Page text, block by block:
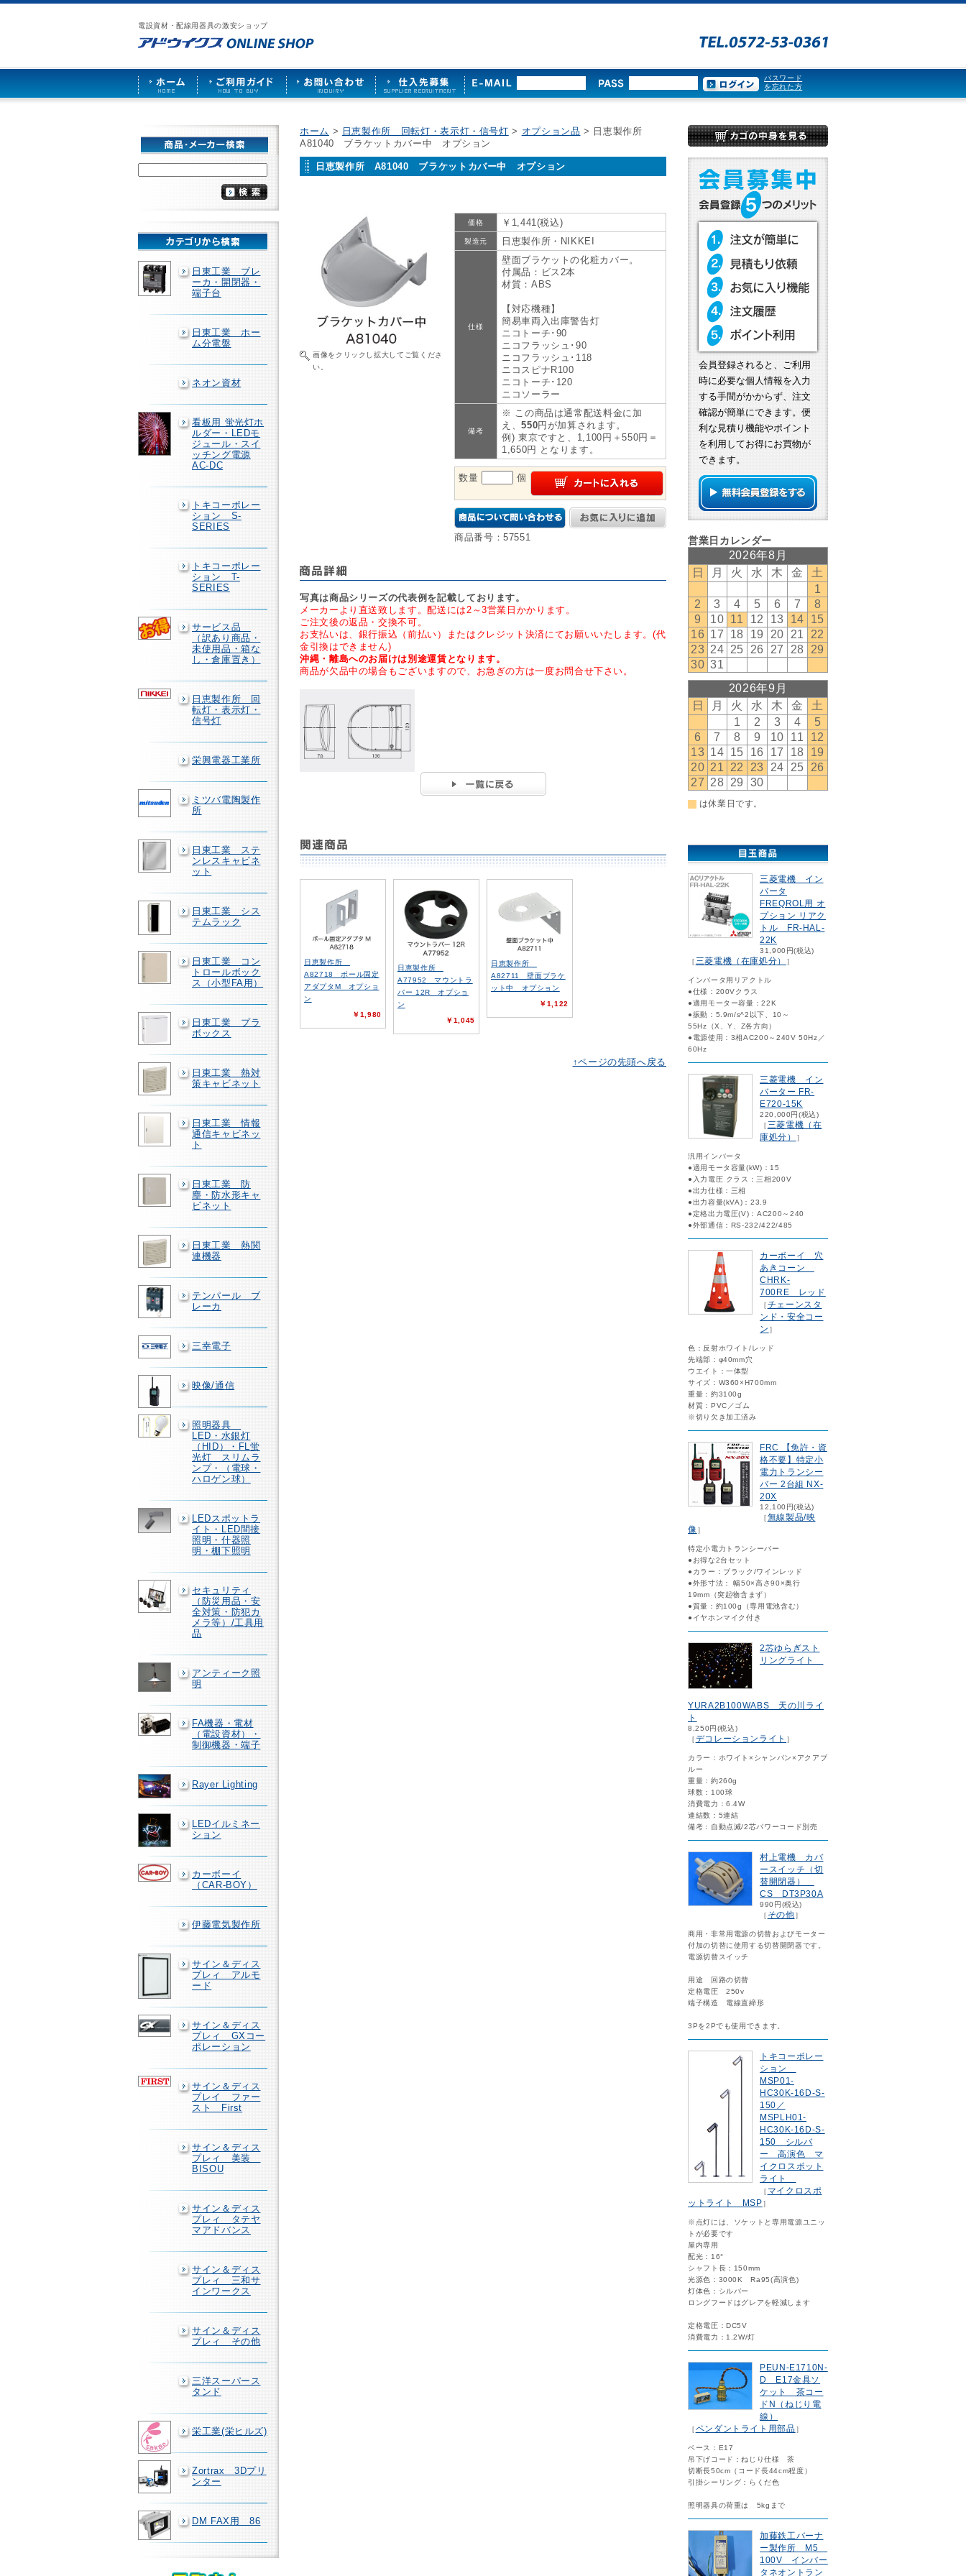
電設資材・配線用器具の激安ショップ
漏
カ
照
ア
ス
ご
ド
お
せ
仕
パスワード
を忘れた方
日東工業 ブレ
ーカ・開閉器・
端子台
日東工業 ホー
ム分電盤
ネオン資材
看板用 蛍光灯ホ
ルダー・LEDモ
ジュール・スイ
ッチング電源
AC-DC
トキコーポレー
ション S-
SERIES
トキコーポレー
ション T-
SERIES
サービス品
（訳あり商品・
未使用品・箱な
し・倉庫置き）
日恵製作所 回
転灯・表示灯・
信号灯
栄興電器工業所
ミツバ電陶製作
所
日東工業 ステ
ンレスキャビネ
ット
日東工業 シス
テムラック
日東工業 コン
トロールボック
ス（小型FA用）
日東工業 プラ
ボックス
日東工業 熱対
策キャビネット
日東工業 情報
通信キャビネッ
ト
日東工業 防
塵・防水形キャ
ビネット
日東工業 熱関
連機器
テンパール ブ
レーカ
三幸電子
映像/通信
照明器具
LED・水銀灯
（HID）・FL蛍
光灯 スリムラ
ンプ・（電球・
ハロゲン球）
LEDスポットラ
イト・LED間接
照明・什器照
明・棚下照明
セキュリティ
（防災用品・安
全対策・防犯カ
メラ等）/工具用
品
アンティーク照
明
FA機器・電材
（電設資材）・
制御機器・端子
Rayer Lighting
LEDイルミネー
ション
カーボーイ
（CAR-BOY）
伊藤電気製作所
サイン＆ディス
プレィ アルモ
ード
サイン＆ディス
プレィ GXコー
ポレーション
サイン＆ディス
プレイ ファー
スト First
サイン＆ディス
プレィ 美装
BISOU
サイン＆ディス
プレィ タテヤ
マアドバンス
サイン＆ディス
プレィ 三和サ
インワークス
サイン＆ディス
プレィ その他
三洋スーパース
タンド
栄工業(栄ヒルズ)
Zortrax 3Dプリ
ンター
DM FAX用 86
ホーム > 日恵製作所 回転灯・表示灯・信号灯 > オプション品 > 日恵製作所
A81040 ブラケットカバー中 オプション
日恵製作所 A81040 ブラケットカバー中 オプション
画像をクリックし拡大してご覧くださ
い。
価格 ￥1,441(税込)
製造元 日恵製作所・NIKKEI
仕様
壁面ブラケットの化粧カバー。
付属品：ビス2本
材質：ABS
【対応機種】
簡易車両入出庫警告灯
ニコトーチ･90
ニコフラッシュ･90
ニコフラッシュ･118
ニコスピナR100
ニコトーチ･120
ニコソーラー
備考
※ この商品は通常配送料金に加
え、550円が加算されます。
例) 東京ですと、1,100円＋550円＝
1,650円 となります。
数量 個
商品番号：57551
写真は商品シリーズの代表例を記載しております。
メーカーより直送致します。配送には2～3営業日かかります。
ご注文後の返品・交換不可。
お支払いは、銀行振込（前払い）またはクレジット決済にてお願いいたします。(代
金引換はできません)
沖縄・離島へのお届けは別途運賃となります。
商品が欠品中の場合もございますので、お急ぎの方は一度お問合せ下さい。
日恵製作所
A82718 ポール固定
アダプタM オプショ
ン
￥1,980
日恵製作所
A77952 マウントラ
バー 12R オプショ
ン
￥1,045
日恵製作所
A82711 壁面ブラケ
ット中 オプション
￥1,122
↑ページの先頭へ戻る
会員登録されると、ご利用
時に必要な個人情報を入力
する手間がかからず、注文
確認が簡単にできます。便
利な見積り機能やポイント
を利用してお得にお買物が
できます。
三菱電機 イン
バータ
FREQROL用 オ
プション リアク
トル FR-HAL-
22K
31,900円(税込)
［三菱電機（在庫処分） ］
インバータ用リアクトル
●仕様：200Vクラス
●適用モーター容量：22K
●振動：5.9m/s^2以下、10～
55Hz（X、Y、Z各方向）
●電源使用：3相AC200～240V 50Hz／
60Hz
三菱電機 イン
バーター FR-
E720-15K
220,000円(税込)
［三菱電機（在
庫処分）
］
汎用インバータ
●適用モータ容量(kW)：15
●入力電圧 クラス：三相200V
●出力仕様：三相
●出力容量(kVA)：23.9
●定格出力電圧(V)：AC200～240
●外部通信：RS-232/422/485
カーボーイ 穴
あきコーン
CHRK-
700RE レッド
［チェーンスタ
ンド・安全コー
ン ］
色：反射ホワイト/レッド
先端部：φ40mm穴
ウエイト：一体型
サイズ：W360×H700mm
重量：約3100g
材質：PVC／ゴム
※切り欠き加工済み
FRC 【免許・資
格不要】特定小
電力トランシー
バー 2台組 NX-
20X
12,100円(税込)
［無線製品/映
像］
特定小電力トランシーバー
●お得な2台セット
●カラー：ブラック/ワインレッド
●外形寸法： 幅50×高さ90×奥行
19mm（突起物含まず）
●質量：約100g（専用電池含む）
●イヤホンマイク付き
2芯ゆらぎスト
リングライト
YURA2B100WABS 天の川ライ
ト
8,250円(税込)
［デコレーションライト ］
カラー：ホワイト×シャンパン×アクアブ
ルー
重量：約260g
球数：100球
消費電力：6.4W
連結数：5連結
備考：自動点滅/2芯パワーコード別売
村上電機 カバ
ースイッチ（切
替開閉器）
CS DT3P30A
990円(税込)
［ その他］
商用・非常用電源の切替およびモーター
付加の切替に使用する切替開閉器です。
電源切替スイッチ
用途 回路の切替
定格電圧 250v
端子構造 電線直締形
3Pを2Pでも使用できます。
トキコーポレー
ション
MSP01-
HC30K-16D-S-
150／
MSPLH01-
HC30K-16D-S-
150 シルバ
ー 高演色 マ
イクロスポット
ライト
［ マイクロスポ
ットライト MSP］
※点灯には、ソケットと専用電源ユニッ
トが必要です
屋内専用
配光：16°
シャフト長：150mm
光源色：3000K Ra95(高演色)
灯体色：シルバー
ロングフードはグレアを軽減します
定格電圧：DC5V
消費電力：1.2W/灯
PEUN-E1710N-
D E17金具ソ
ケット 茶コー
ドN（ねじり電
線）
［ペンダントライト用部品］
ベース：E17
吊下げコード：ねじり仕様 茶
切断長50cm（コード長44cm程度）
引掛シーリング：らくだ色
照明器具の荷重は 5kgまで
加藤鉄工バーナ
ー製作所 M5
100V インバー
タネオントラン